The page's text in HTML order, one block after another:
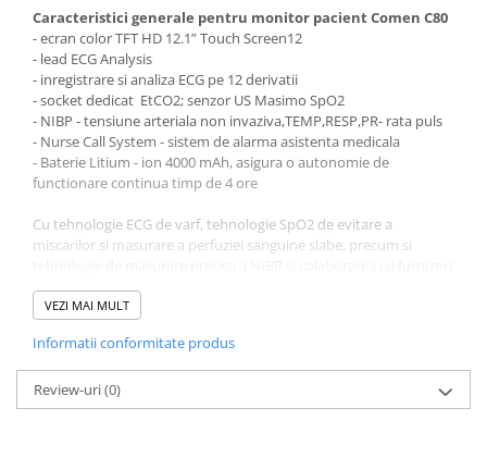
Spirometrie
Turbine
Spirometre
Filtre antibacteriene
Piese bucale
Alte dispozitive respiratorii
Clesti nazali
Investigare si diagnostic
Dermatoscoape
Laringoscoape
Oglinzi/Lampi frontale
Set ORL/Oftalmo
Caracteristici generale pentru monitor pacient Comen C80
- ecran color TFT HD 12.1” Touch Screen12
- lead ECG Analysis
- inregistrare si analiza ECG pe 12 derivatii
- socket dedicat EtCO2; senzor US Masimo SpO2
- NIBP - tensiune arteriala non invaziva,TEMP,RESP,PR- rata puls
- Nurse Call System - sistem de alarma asistenta medicala
- Baterie Litium - ion 4000 mAh, asigura o autonomie de
functionare continua timp de 4 ore
Cu tehnologie ECG de varf, tehnologie SpO2 de evitare a
miscarilor si masurare a perfuziei sanguine slabe, precum si
de tehnici medicale de talie mondiala, ca Masimo, Covidien,
Respironics, Medis, C80 este creat pentru a optimiza performata
hemodinamice neinvazive intr-un singur dispozitiv, ajutandu-va
sa ingrijiti chiar si pacientii aflati in starea cea mai grava cu
asistenta profesionala. ICG (cardiografie prin impedanta).
CO2
VEZI MAI MULT
Informatii conformitate produs
Review-uri(0)